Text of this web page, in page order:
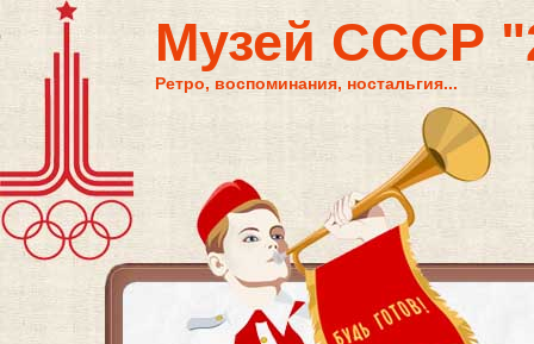
Музей СССР
Ретро, воспоминания, ностальгия...